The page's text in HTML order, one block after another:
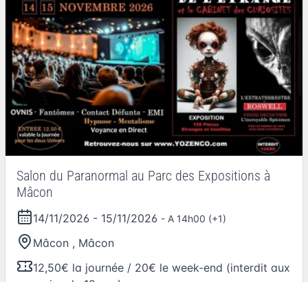
Salon du Paranormal au Parc des Expositions à
Mâcon
14/11/2026 - 15/11/2026 - A 14h00 (+1)
Mâcon , Mâcon
12,50€ la journée / 20€ le week-end (interdit aux